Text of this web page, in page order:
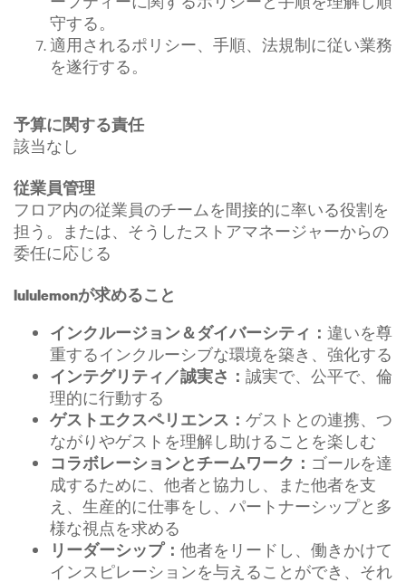
守する。
適用されるポリシー、手順、法規制に従い業務
を遂行する。
予算に関する責任
該当なし
従業員管理
フロア内の従業員のチームを間接的に率いる役割を
担う。または、そうしたストアマネージャーからの
委任に応じる
lululemonが求めること
インクルージョン＆ダイバーシティ： 違いを尊
重するインクルーシブな環境を築き、強化する
インテグリティ／誠実さ： 誠実で、公平で、倫
理的に行動する
ゲストエクスペリエンス： ゲストとの連携、つ
ながりやゲストを理解し助けることを楽しむ
コラボレーションとチームワーク： ゴールを達
成するために、他者と協力し、また他者を支
え、生産的に仕事をし、パートナーシップと多
様な視点を求める
リーダーシップ： 他者をリードし、働きかけて
インスピレーションを与えることができ、それ